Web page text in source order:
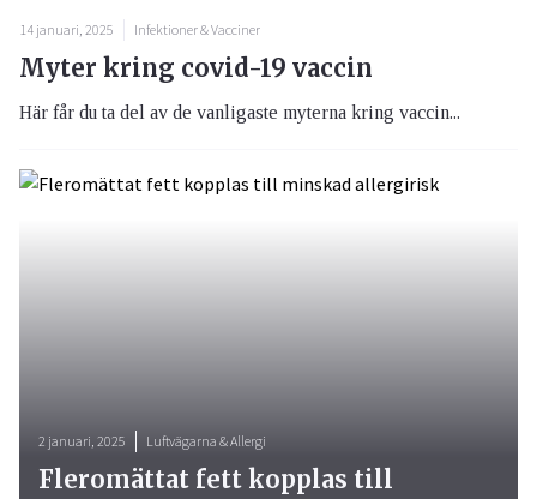
14 januari, 2025 Infektioner & Vacciner
Myter kring covid-19 vaccin
Här får du ta del av de vanligaste myterna kring vaccin...
2 januari, 2025 Luftvägarna & Allergi
Fleromättat fett kopplas till